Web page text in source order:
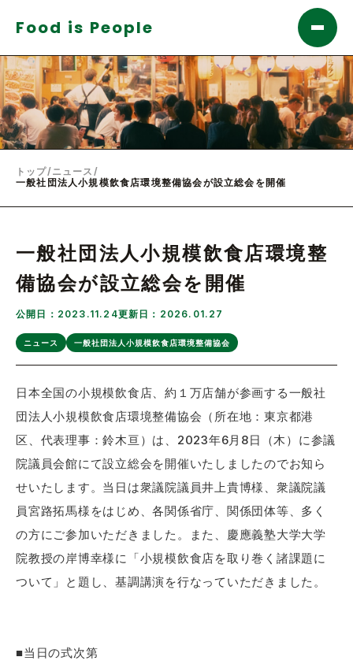
Food is People
トップ/ニュース /
一般社団法人小規模飲食店環境整備協会が設立総会を開催
一般社団法人小規模飲食店環境整
備協会が設立総会を開催
公開日：2023.11.24更新日：2026.01.27
ニュース 一般社団法人小規模飲食店環境整備協会
日本全国の小規模飲食店、約１万店舗が参画する一般社
団法人小規模飲食店環境整備協会（所在地：東京都港
区、代表理事：鈴木亘）は、2023年6月8日（木）に参議
院議員会館にて設立総会を開催いたしましたのでお知ら
せいたします。当日は衆議院議員井上貴博様、衆議院議
員宮路拓馬様をはじめ、各関係省庁、関係団体等、多く
の方にご参加いただきました。また、慶應義塾大学大学
院教授の岸博幸様に「小規模飲食店を取り巻く諸課題に
ついて」と題し、基調講演を行なっていただきました。
■当日の式次第